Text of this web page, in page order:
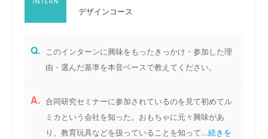
デザインコース
Q. このインターンに興味をもったきっかけ・参加した理
由・選んだ基準を本音ベースで教えてください。
A. 合同研究セミナーに参加されているのを見て初めてル
ミカという会社を知った。おもちゃに元々興味があ
り、教育玩具などを扱っていることを知って...続きを